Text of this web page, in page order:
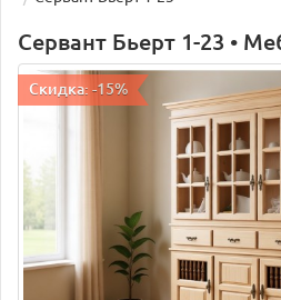
Сервант Бьерт 1-23 •
Скидка: -15%